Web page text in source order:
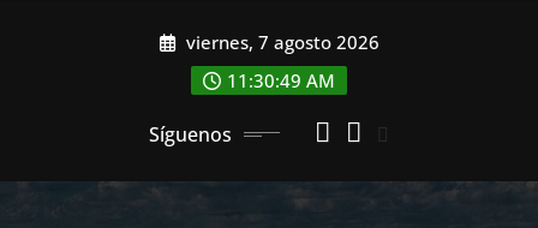
viernes, 7 agosto 2026
11:30:51 AM
Síguenos